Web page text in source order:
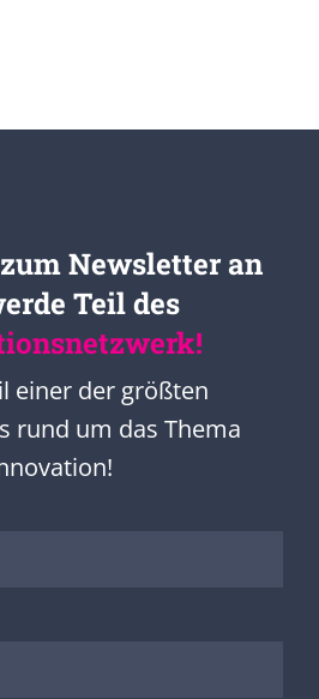
Newsletter an
Teil des
einer der größten
rund um das Thema